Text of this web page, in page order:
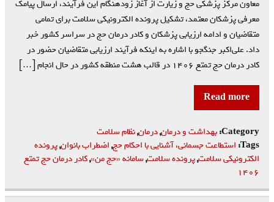
معاون مرکز پزشکی حج و زیارت از آغاز زودهنگام این فرآیند، ارسال پیامک
معرفی پزشکان معتمد، تشکیل پرونده الکترونیکی سلامت برای تمامی
متقاضیان و ادامه ارزیابی پزشکان و کادر درمان حج در سراسر کشور خبر
داد. علی‌اکبر جنگجو با اشاره به اینکه فرآیند ارزیابی متقاضیان حضور در
کادر درمان حج تمتع ۱۴۰۶ در قالب هشت منطقه کشور در حال انجام […]
Read more
Category: بهداشت و درمان,درمان,نظام سلامت
Tags: استطاعت جسمانی، آشنایی با احکام حج,اضطراب بانوان,پرونده
الکترونیکی سلامت,پرونده سلامت,سامانه «حج من»,کادر درمان حج تمتع
۱۴۰۶